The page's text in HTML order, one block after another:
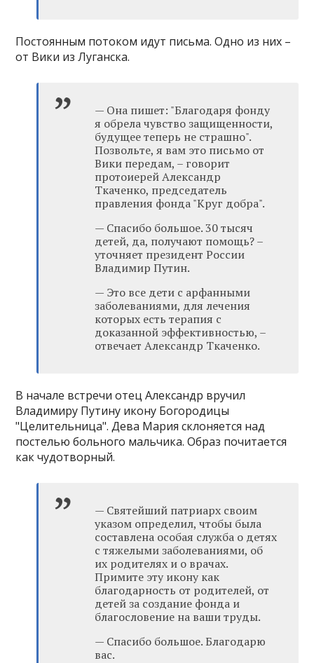
Постоянным потоком идут письма. Одно из них –
от Вики из Луганска.
— Она пишет: "Благодаря фонду
я обрела чувство защищенности,
будущее теперь не страшно".
Позвольте, я вам это письмо от
Вики передам, – говорит
протоиерей Александр
Ткаченко, председатель
правления фонда "Круг добра".
— Спасибо большое. 30 тысяч
детей, да, получают помощь? –
уточняет президент России
Владимир Путин.
— Это все дети с арфанными
заболеваниями, для лечения
которых есть терапия с
доказанной эффективностью, –
отвечает Александр Ткаченко.
В начале встречи отец Александр вручил
Владимиру Путину икону Богородицы
"Целительница". Дева Мария склоняется над
постелью больного мальчика. Образ почитается
как чудотворный.
— Святейший патриарх своим
указом определил, чтобы была
составлена особая служба о детях
с тяжелыми заболеваниями, об
их родителях и о врачах.
Примите эту икону как
благодарность от родителей, от
детей за создание фонда и
благословение на ваши труды.
— Спасибо большое. Благодарю
вас.